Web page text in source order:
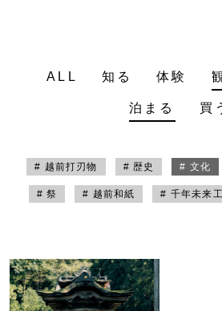
ALL 知る 体験
泊まる 買
# 越前打刃物 # 歴史 # 文化
# 祭 # 越前和紙 # 千年未来